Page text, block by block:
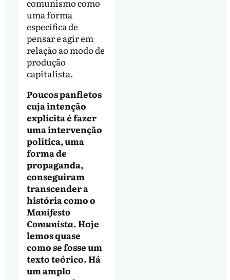
comunismo como
uma forma
específica de
pensar e agir em
relação ao modo de
produção
capitalista.
Poucos panfletos
cuja intenção
explícita é fazer
uma intervenção
política, uma
forma de
propaganda,
conseguiram
transcender a
história como o
Manifesto
Comunista. Hoje
lemos quase
como se fosse um
texto teórico. Há
um amplo